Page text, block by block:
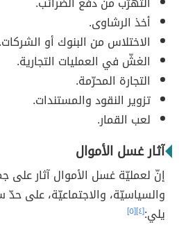
أخذ الرشاوى.
الاختلاس من البنوك أو الشركات.
الغشّ في العمليات التجارية.
التجارة المحرّمة.
تزوير النقود والمستندات.
لعب القمار.
آثار غسل الأموال
إنّ لعمليّة غسل الأموال آثار على
والسياسيّة، والاجتماعيّة، على حدّ
يلي:[٤] [٥]